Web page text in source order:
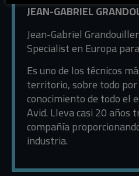
JEAN-GABRIEL
Jean-Gabriel
Specialist en Europa
Es uno de los técnicos
territorio, sobre todo
conocimiento de todo el
Avid. Lleva casi 20 años
compañía
industria.